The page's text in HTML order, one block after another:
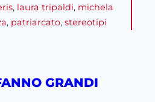
, laura tripaldi, michela
, patriarcato, stereotipi
GRANDI